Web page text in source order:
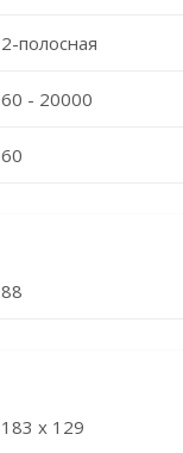
2-полосная
60 - 20000
60
88
183 x 129